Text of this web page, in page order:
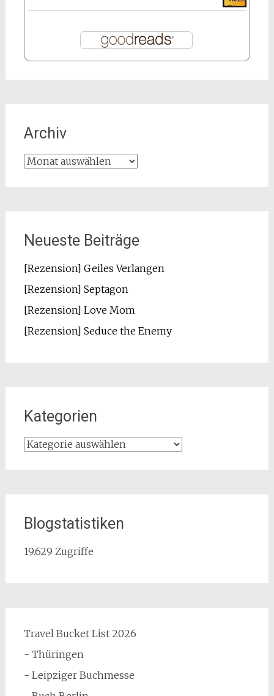
Archiv
Archiv
Neueste Beiträge
[Rezension] Geiles Verlangen
[Rezension] Septagon
[Rezension] Love Mom
[Rezension] Seduce the Enemy
Kategorien
Kategorien
Blogstatistiken
19.629 Zugriffe
Travel Bucket List 2026
- Thüringen
- Leipziger Buchmesse